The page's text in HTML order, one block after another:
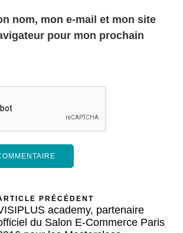
nom, mon e-mail et mon site
pour mon prochain
PRÉCÉDENT
academy, partenaire
du Salon E-Commerce Paris